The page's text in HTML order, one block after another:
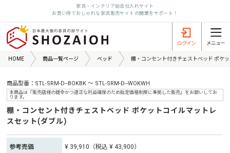
家具・インテリア総合仕入れサイト
お買い得でおしゃれな家具販売サイトの開業をサポート！
HOME 商品一覧ページ ベッド 棚・コンセント付きチェストベッド ポケ
商品型番：STL-SRM-D--BOKBK ～ STL-SRM-D--WOKWH
本商品は『販売店様の健全かつ適正な利益確保のため指定価格制度に準拠した販売』をお願いしてお
ります。
棚・コンセント付きチェストベッド ポケットコイルマットレ
スセット(ダブル)
参考売価 ¥ 39,910（税込 ¥ 43,900）